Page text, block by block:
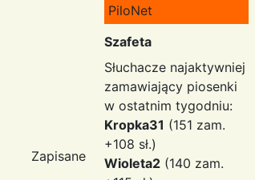
Zapisane
PiloNet
Szafeta
Słuchacze najaktywniej
zamawiający piosenki
w ostatnim tygodniu:
Kropka31 (151 zam.
+108 sł.)
Wioleta2 (140 zam.